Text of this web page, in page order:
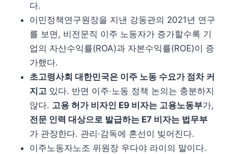
다.
이민정책연구원장을 지낸 강동관의 2021년 연구
를 보면, 비전문직 이주 노동자가 증가할수록 기
업의 자산수익률(ROA)과 자본수익률(ROE)이 증
가했다.
초고령사회 대한민국은 이주 노동 수요가 점차 커
지고 있다. 반면 이주·노동 정책 논의는 충분하지
않다. 고용 허가 비자인 E9 비자는 고용노동부가,
전문 인력 대상으로 발급하는 E7 비자는 법무부
가 관장한다. 관리·감독에 혼선이 빚어진다.
이주노동자노조 위원장 우다야 라이의 말이다.